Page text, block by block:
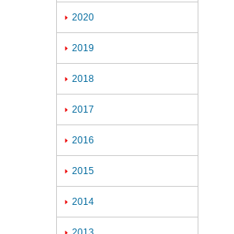
 2020
 2019
 2018
 2017
 2016
 2015
 2014